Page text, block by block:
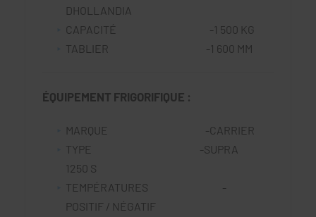
DHOLLANDIA
CAPACITÉ -1 500 KG
TABLIER -1 600 MM
ÉQUIPEMENT FRIGORIFIQUE :
MARQUE -CARRIER
TYPE -SUPRA
1250 S
TEMPÉRATURES -
POSITIF / NÉGATIF